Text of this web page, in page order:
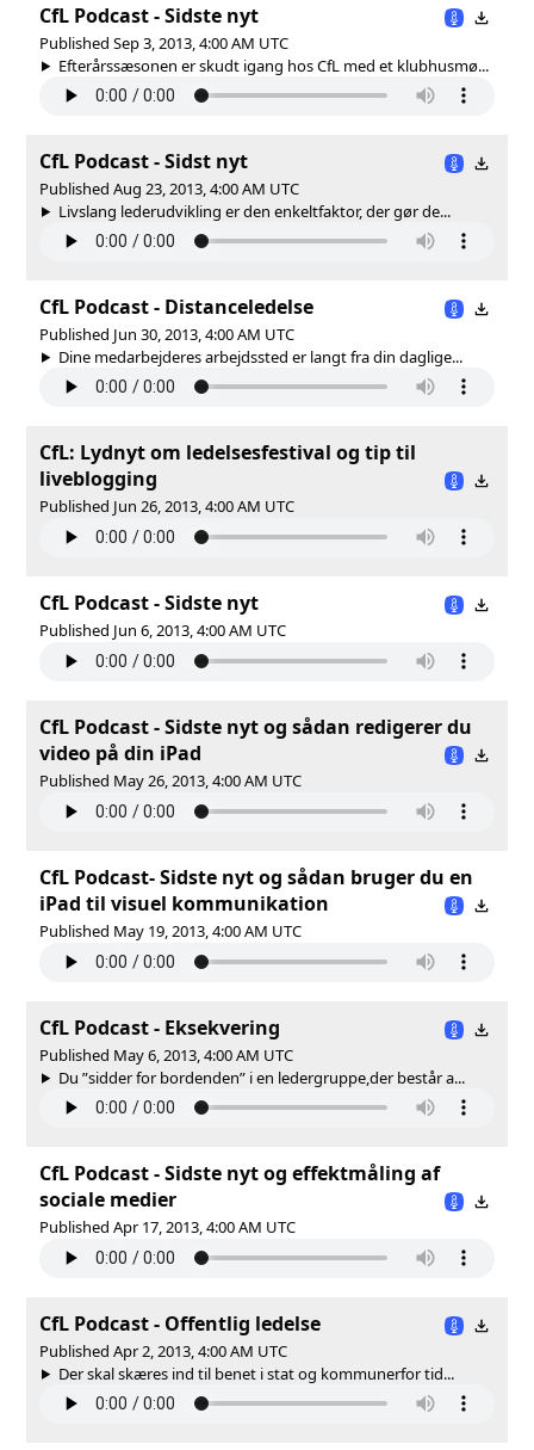
CfL Podcast - Sidste nyt
Published Sep 3, 2013, 4:00 AM UTC
Efterårssæsonen er skudt igang hos CfL med et klubhusmø...
CfL Podcast - Sidst nyt
Published Aug 23, 2013, 4:00 AM UTC
Livslang lederudvikling er den enkeltfaktor, der gør de...
CfL Podcast - Distanceledelse
Published Jun 30, 2013, 4:00 AM UTC
Dine medarbejderes arbejdssted er langt fra din daglige...
CfL: Lydnyt om ledelsesfestival og tip til
liveblogging
Published Jun 26, 2013, 4:00 AM UTC
CfL Podcast - Sidste nyt
Published Jun 6, 2013, 4:00 AM UTC
CfL Podcast - Sidste nyt og sådan redigerer du
video på din iPad
Published May 26, 2013, 4:00 AM UTC
CfL Podcast- Sidste nyt og sådan bruger du en
iPad til visuel kommunikation
Published May 19, 2013, 4:00 AM UTC
CfL Podcast - Eksekvering
Published May 6, 2013, 4:00 AM UTC
Du ”sidder for bordenden” i en ledergruppe,der består a...
CfL Podcast - Sidste nyt og effektmåling af
sociale medier
Published Apr 17, 2013, 4:00 AM UTC
CfL Podcast - Offentlig ledelse
Published Apr 2, 2013, 4:00 AM UTC
Der skal skæres ind til benet i stat og kommunerfor tid...